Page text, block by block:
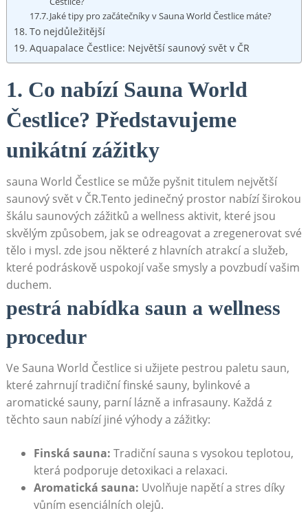
Jaké tipy ⁢pro začátečníky ​v Sauna World​ Čestlice⁢ máte?
To ​nejdůležitější
Aquapalace Čestlice: Největší saunový svět v ČR
1. Co ⁢nabízí‍ Sauna World
Čestlice? Představujeme
‌unikátní zážitky
sauna World⁣ Čestlice⁢ se může⁢ pyšnit titulem⁢ největší⁢
saunový ‌svět‌ v ČR.Tento jedinečný prostor nabízí širokou
škálu saunových zážitků ​a⁢ wellness aktivit,⁢ které ‍jsou
‌skvělým ⁣způsobem, jak ‌se ‌odreagovat a zregenerovat ⁢své
tělo⁣ i mysl. zde jsou⁤ některé ​z hlavních atrakcí a⁢ služeb,
které podráskově uspokojí vaše smysly a povzbudí vašim
duchem.
pestrá nabídka saun⁢ a wellness
procedur
Ve‍ Sauna World‌ Čestlice⁢ si⁣ užijete pestrou paletu saun,
které⁤ zahrnují​ tradiční finské‌ sauny,​ bylinkové a
⁤aromatické sauny, parní lázně a infrasauny. Každá z
těchto saun nabízí‌ jiné výhody a⁣ zážitky:
Finská⁤ sauna: Tradiční sauna s⁤ vysokou teplotou,
která podporuje‍ detoxikaci‍ a ​relaxaci.
Aromatická ‍sauna: ⁣Uvolňuje napětí a stres ‌díky
vůním esenciálních olejů.